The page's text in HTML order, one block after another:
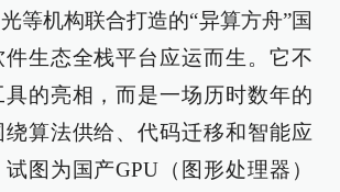
等机构联合打造的“异算方舟”国
生态全栈平台应运而生。它不
的亮相，而是一场历时数年的
算法供给、代码迁移和智能应
图为国产GPU（图形处理器）